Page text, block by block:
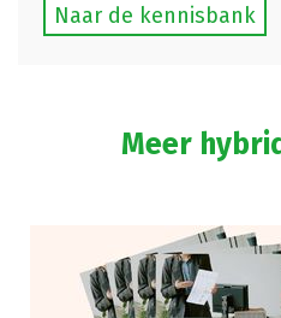
Naar de kennisbank
Meer